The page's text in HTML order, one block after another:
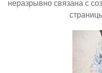
неразрывно связана с